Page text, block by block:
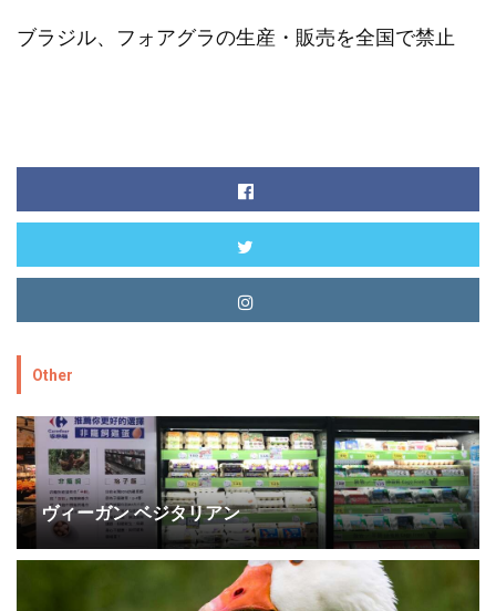
ブラジル、フォアグラの生産・販売を全国で禁止
Other
ヴィーガン ベジタリアン